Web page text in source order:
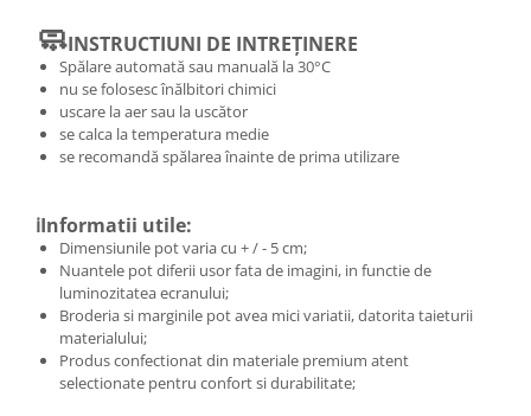
🧼INSTRUCTIUNI DE INTREȚINERE
Spălare automată sau manuală la 30°C
nu se folosesc înălbitori chimici
uscare la aer sau la uscător
se calca la temperatura medie
se recomandă spălarea înainte de prima utilizare
ℹ️Informatii utile:
Dimensiunile pot varia cu + / - 5 cm;
Nuantele pot diferii usor fata de imagini, in functie de
luminozitatea ecranului;
Broderia si marginile pot avea mici variatii, datorita taieturii
materialului;
Produs confectionat din materiale premium atent
selectionate pentru confort si durabilitate;